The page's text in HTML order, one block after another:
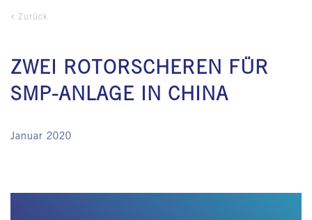
Zurück
ZWEI ROTORSCHEREN FÜR
SMP-ANLAGE IN CHINA
Januar 2020